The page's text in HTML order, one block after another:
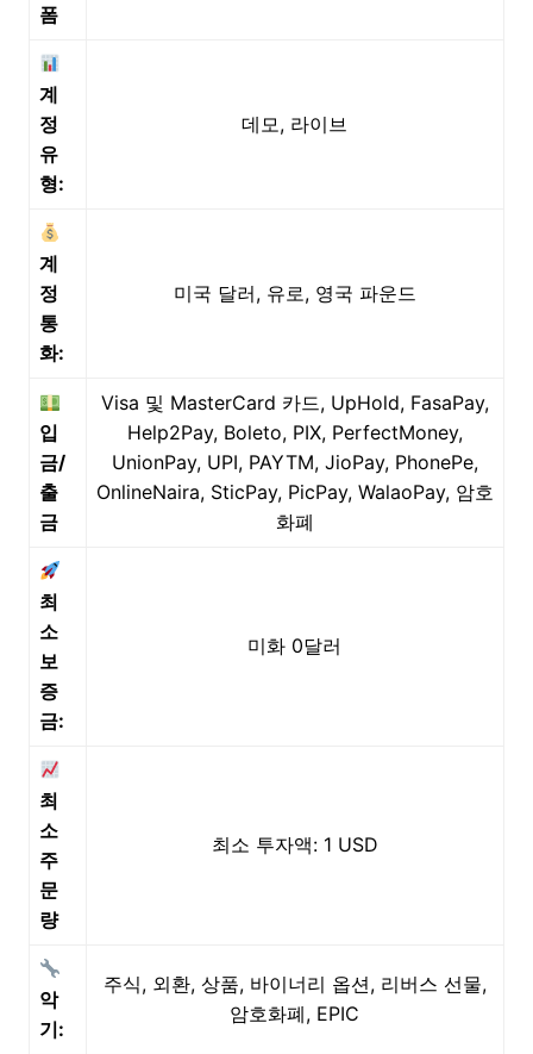
폼
계
정
유
형:
데모, 라이브
계
정
통
화:
미국 달러, 유로, 영국 파운드
입
금/
출
금
Visa 및 MasterCard 카드, UpHold, FasaPay,
Help2Pay, Boleto, PIX, PerfectMoney,
UnionPay, UPI, PAYTM, JioPay, PhonePe,
OnlineNaira, SticPay, PicPay, WalaoPay, 암호
화폐
최
소
보
증
금:
미화 0달러
최
소
주
문
량
최소 투자액: 1 USD
악
기:
주식, 외환, 상품, 바이너리 옵션, 리버스 선물,
암호화폐, EPIC